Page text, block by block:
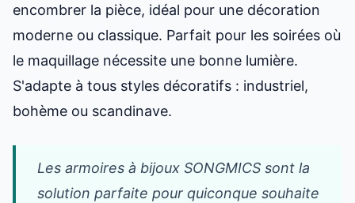
encombrer la pièce, idéal pour une décoration
moderne ou classique. Parfait pour les soirées où
le maquillage nécessite une bonne lumière.
S'adapte à tous styles décoratifs : industriel,
bohème ou scandinave.
Les armoires à bijoux SONGMICS sont la
solution parfaite pour quiconque souhaite